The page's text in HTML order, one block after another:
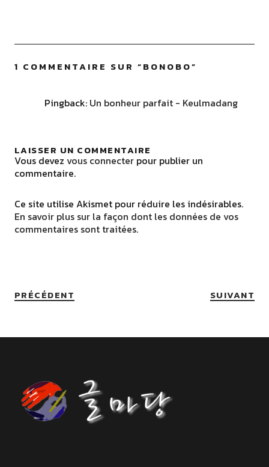
1 COMMENTAIRE SUR “BONOBO”
Pingback: Un bonheur parfait - Keulmadang
LAISSER UN COMMENTAIRE
Vous devez vous connecterpour publier un
commentaire.
Ce site utilise Akismet pour réduire les indésirables.
En savoir plus sur la façon dont les données de vos
commentaires sont traitées.
PRÉCÉDENT SUIVANT